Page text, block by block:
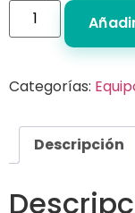
Categorías:
Descripción